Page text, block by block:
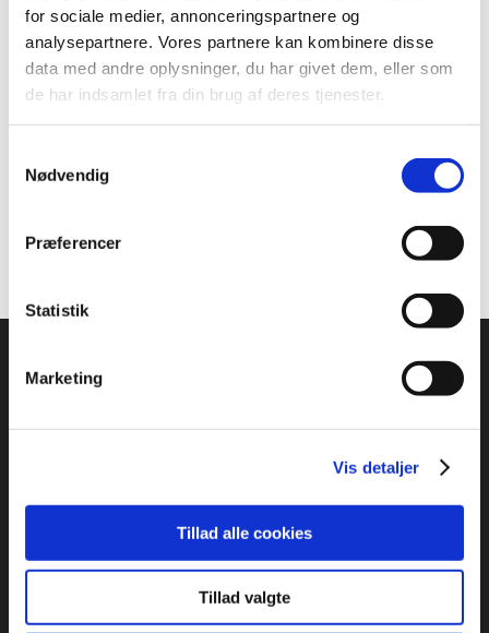
for sociale medier, annonceringspartnere og
analysepartnere. Vores partnere kan kombinere disse
data med andre oplysninger, du har givet dem, eller som
de har indsamlet fra din brug af deres tjenester.
Nødvendig
Præferencer
Statistik
Marketing
Vis detaljer
Tillad alle cookies
Tillad valgte
Michael Stehr opnår det højeste dommerniveau hos
Badminton Europe
Justeringer af ranglistesystemet ved sæsonskiftet
til 2026/2027
Recent Comments
Der er ingen kommentarer at vise.